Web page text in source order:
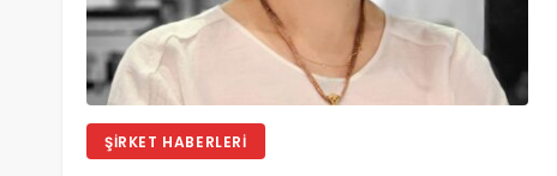
ŞIRKET HABERLERI